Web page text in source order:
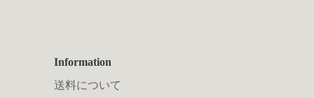
Information
送料について